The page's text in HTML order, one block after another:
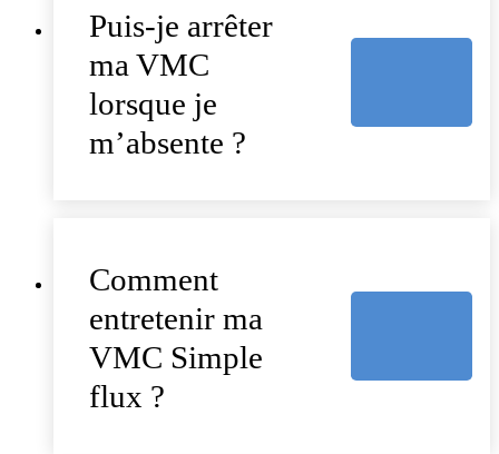
Puis-je arrêter
ma VMC
lorsque je
m’absente ?
Comment
entretenir ma
VMC Simple
flux ?